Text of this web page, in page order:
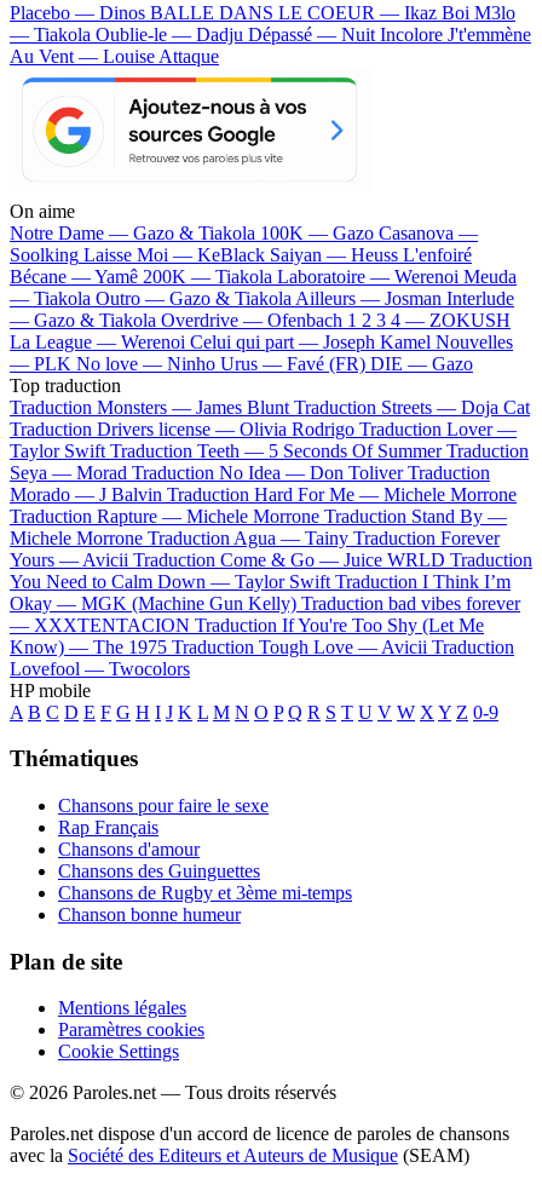
Placebo — Dinos BALLE DANS LE COEUR — Ikaz Boi M3lo
— Tiakola Oublie-le — Dadju Dépassé — Nuit Incolore J't'emmène
Au Vent — Louise Attaque
On aime
Notre Dame — Gazo & Tiakola 100K — Gazo Casanova —
Soolking Laisse Moi — KeBlack Saiyan — Heuss L'enfoiré
Bécane —Yamê 200K — Tiakola Laboratoire — Werenoi Meuda
— Tiakola Outro — Gazo & Tiakola Ailleurs — Josman Interlude
— Gazo & Tiakola Overdrive — Ofenbach 1 2 3 4 — ZOKUSH
La League — Werenoi Celui qui part — Joseph Kamel Nouvelles
— PLK No love — Ninho Urus — Favé (FR) DIE — Gazo
Top traduction
Traduction Monsters — James Blunt Traduction Streets — Doja Cat
Traduction Drivers license — Olivia Rodrigo Traduction Lover —
Taylor Swift Traduction Teeth — 5 Seconds Of Summer Traduction
Seya — Morad Traduction No Idea — Don Toliver Traduction
Morado — J Balvin Traduction Hard For Me — Michele Morrone
Traduction Rapture — Michele Morrone Traduction Stand By —
Michele Morrone Traduction Agua — Tainy Traduction Forever
Yours — Avicii Traduction Come & Go — Juice WRLD Traduction
You Need to Calm Down — Taylor Swift Traduction I Think I’m
Okay — MGK (Machine Gun Kelly) Traduction bad vibes forever
— XXXTENTACION Traduction If You're Too Shy (Let Me
Know) — The 1975 Traduction Tough Love — Avicii Traduction
Lovefool — Twocolors
HP mobile
A B C D E F G H I J K L M N O P Q R S T U V W X Y Z 0-9
Thématiques
Chansons pour faire le sexe
Rap Français
Chansons d'amour
Chansons des Guinguettes
Chansons de Rugby et 3ème mi-temps
Chanson bonne humeur
Plan de site
Mentions légales
Paramètres cookies
Cookie Settings
© 2026 Paroles.net — Tous droits réservés
Paroles.net dispose d'un accord de licence de paroles de chansons
avec la Société des Editeurs et Auteurs de Musique (SEAM)